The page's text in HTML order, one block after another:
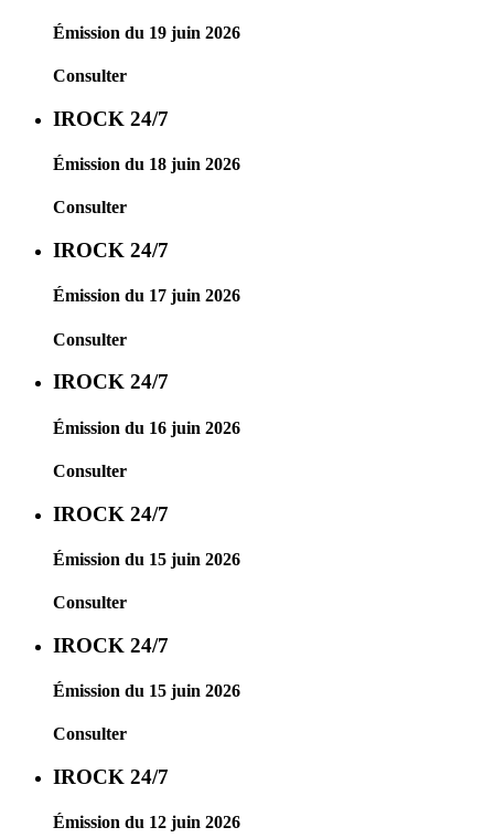
Émission du 19 juin 2026
Consulter
IROCK 24/7
Émission du 18 juin 2026
Consulter
IROCK 24/7
Émission du 17 juin 2026
Consulter
IROCK 24/7
Émission du 16 juin 2026
Consulter
IROCK 24/7
Émission du 15 juin 2026
Consulter
IROCK 24/7
Émission du 15 juin 2026
Consulter
IROCK 24/7
Émission du 12 juin 2026